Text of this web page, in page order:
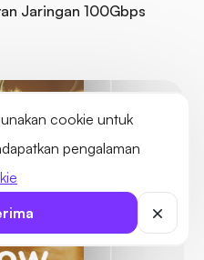
cookie untuk
pengalaman
Jaringan 100Gbps